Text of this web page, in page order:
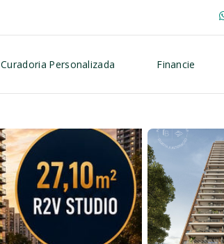
Curadoria Personalizada Financie